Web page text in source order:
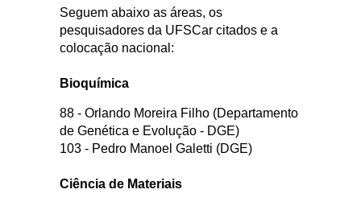
Seguem abaixo as áreas, os
pesquisadores da UFSCar citados e a
colocação nacional:
Bioquímica
88 - Orlando Moreira Filho (Departamento
de Genética e Evolução - DGE)
103 - Pedro Manoel Galetti (DGE)
Ciência de Materiais